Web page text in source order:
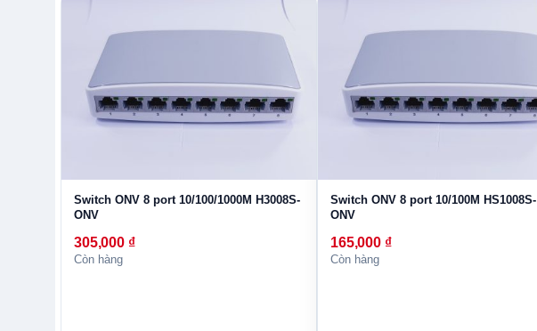
Switch ONV 8 port 10/100/1000M H3008S-
ONV
305,000 ₫
Còn hàng
Switch ONV 8 port 10/100M HS1008S-
ONV
165,000 ₫
Còn hàng